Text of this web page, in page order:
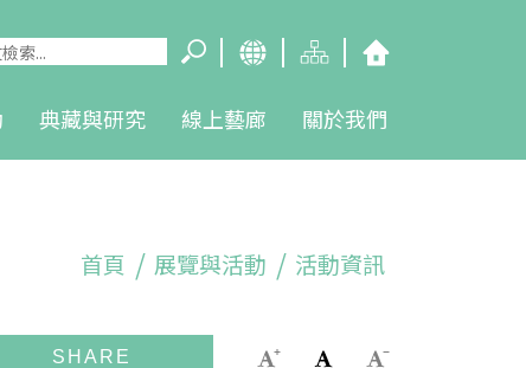
典藏與研究 線上藝廊 關於我們
首頁 展覽與活動 活動資訊